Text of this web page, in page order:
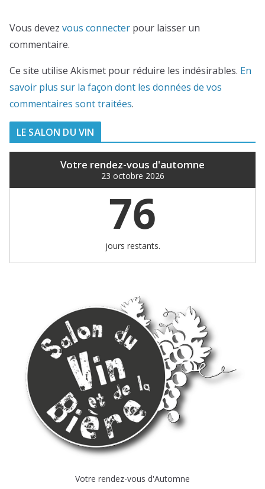
Vous devez vous connecter pour laisser un
commentaire.
Ce site utilise Akismet pour réduire les indésirables. En
savoir plus sur la façon dont les données de vos
commentaires sont traitées.
LE SALON DU VIN
Votre rendez-vous d'automne
23 octobre 2026
76
jours restants.
Votre rendez-vous d'Automne